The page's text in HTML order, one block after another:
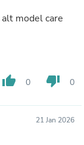
model care
thumb_up 0 thumb_down 0
21 Jan 2026